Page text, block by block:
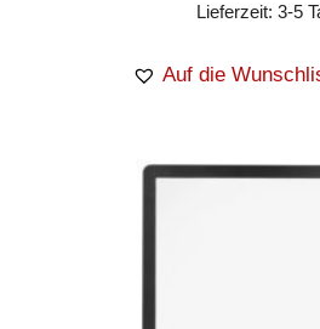
Lieferzeit:3-5
Auf die